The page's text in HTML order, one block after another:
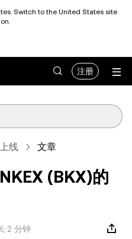
Switch to the United States site
注册
线 文章
(BKX)的
2 分钟